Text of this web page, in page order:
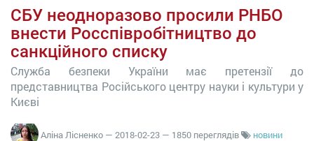
СБУ неодноразово просили РНБО
внести Росспівробітництво до
санкційного списку
Служба безпеки України має претензії до
представництва Російського центру науки і культури у
Києві
Аліна Лісненко — 2018-02-23 — 1850 переглядів
новини